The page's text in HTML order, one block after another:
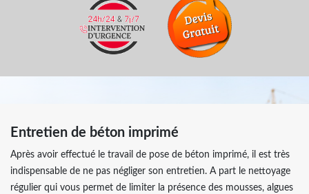
Entretien de béton imprimé
Après avoir effectué le travail de pose de béton imprimé, il est très
indispensable de ne pas négliger son entretien. A part le nettoyage
régulier qui vous permet de limiter la présence des mousses, algues